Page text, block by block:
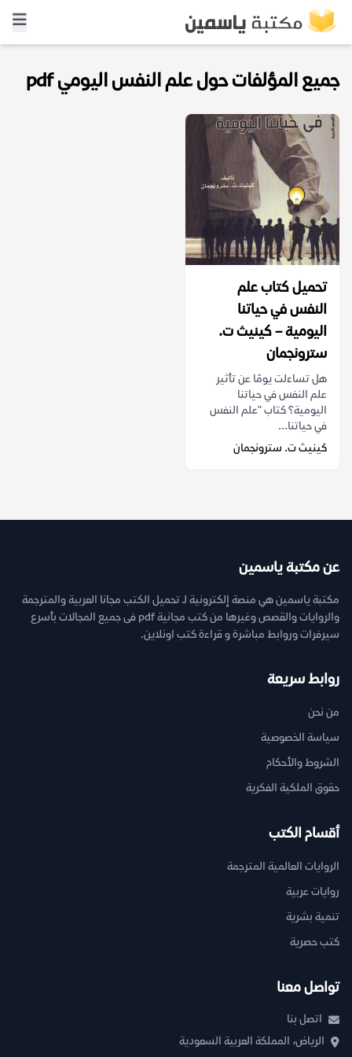
جميع المؤلفات حول علم النفس اليومي pdf
تحميل كتاب علم
النفس في حياتنا
اليومية – كينيث ت.
سترونجمان
هل تساءلت يومًا عن تأثير
علم النفس في حياتنا
اليومية؟ كتاب "علم النفس
في حياتنا...
كينيث ت. سترونجمان
عن مكتبة ياسمين
مكتبة ياسمين هي منصة إلكترونية لـ تحميل الكتب مجانا العربية والمترجمة
والروايات والقصص وغيرها من كتب مجانية pdf فى جميع المجالات بأسرع
سيرفرات وروابط مباشرة و قراءة كتب اونلاين.
روابط سريعة
من نحن
سياسة الخصوصية
الشروط والأحكام
حقوق الملكية الفكرية
أقسام الكتب
الروايات العالمية المترجمة
روايات عربية
تنمية بشرية
كتب حصرية
تواصل معنا
اتصل بنا
الرياض، المملكة العربية السعودية